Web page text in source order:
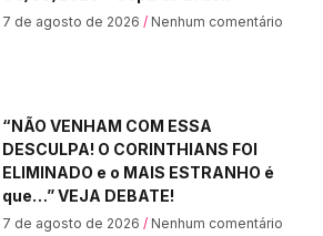
7 de agosto de 2026 Nenhum comentário
“NÃO VENHAM COM ESSA
DESCULPA! O CORINTHIANS FOI
ELIMINADO e o MAIS ESTRANHO é
que…” VEJA DEBATE!
7 de agosto de 2026 Nenhum comentário